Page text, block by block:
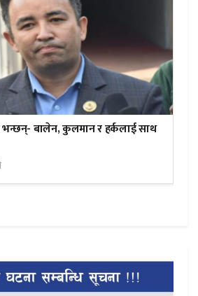
भन्छन्- बालेन, कुलमान र हर्कलाई साथ